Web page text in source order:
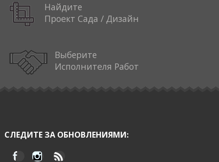
Найдите
Проект Сада / Дизайн
Выберите
Исполнителя Работ
СЛЕДИТЕ ЗА ОБНОВЛЕНИЯМИ: